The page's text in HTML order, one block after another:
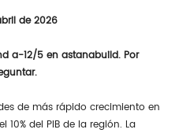
de 2026
a-12/5 en astanabuild. Por
de más rápido crecimiento en
del PIB de la región. La